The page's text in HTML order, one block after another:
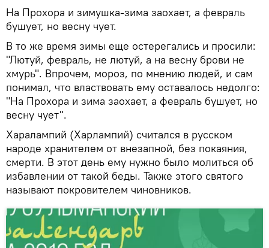
На Прохора и зимушка-зима заохает, а февраль
бушует, но весну чует.
В то же время зимы еще остерегались и просили:
"Лютуй, февраль, не лютуй, а на весну брови не
хмурь". Впрочем, мороз, по мнению людей, и сам
понимал, что властвовать ему оставалось недолго:
"На Прохора и зима заохает, а февраль бушует, но
весну чует".
Харалампий (Харлампий) считался в русском
народе хранителем от внезапной, без покаяния,
смерти. В этот день ему нужно было молиться об
избавлении от такой беды. Также этого святого
называют покровителем чиновников.